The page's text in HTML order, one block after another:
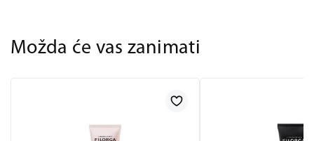
Možda će vas zanimati